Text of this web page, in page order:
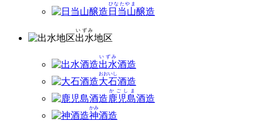
日当山
ひなたやま
醸造
出水
いずみ
地区
出水
いずみ
酒造
大石
おおいし
酒造
鹿児島
かごしま
酒造
神
かみ
酒造